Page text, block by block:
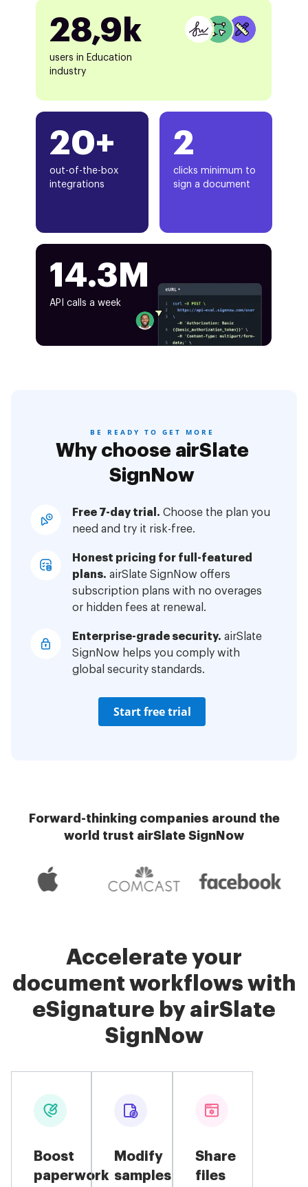
20+
out-of-the-box
integrations
28,9k
users in Education
industry
2
clicks minimum to
sign a document
14.3M
API calls a week
BE READY TO GET MORE
Why choose airSlate
SignNow
Free 7-day trial. Choose the plan you
need and try it risk-free.
Honest pricing for full-featured
plans. airSlate SignNow offers
subscription plans with no overages
or hidden fees at renewal.
Enterprise-grade security. airSlate
SignNow helps you comply with
global security standards.
Start free trial
Forward-thinking companies around the
world trust airSlate SignNow
Accelerate your
document workflows with
eSignature by airSlate
SignNow
Boost
paperwork
Modify
samples
Share
files